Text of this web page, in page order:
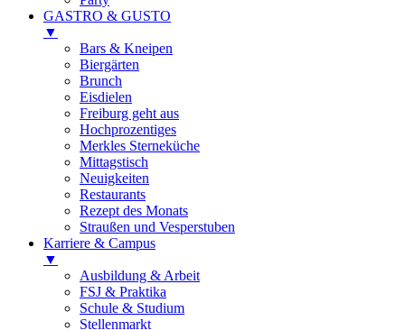
GASTRO & GUSTO
▼
Bars & Kneipen
Biergärten
Brunch
Eisdielen
Freiburg geht aus
Hochprozentiges
Merkles Sterneküche
Mittagstisch
Neuigkeiten
Restaurants
Rezept des Monats
Straußen und Vesperstuben
Karriere & Campus
▼
Ausbildung & Arbeit
FSJ & Praktika
Schule & Studium
Stellenmarkt